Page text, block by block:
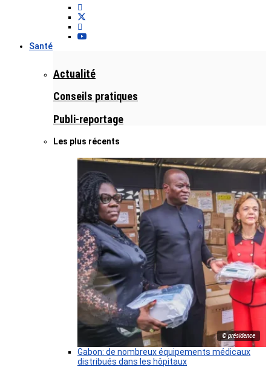
Santé
Actualité
Conseils pratiques
Publi-reportage
Les plus récents
© présidence
Gabon: de nombreux équipements médicaux
distribués dans les hôpitaux